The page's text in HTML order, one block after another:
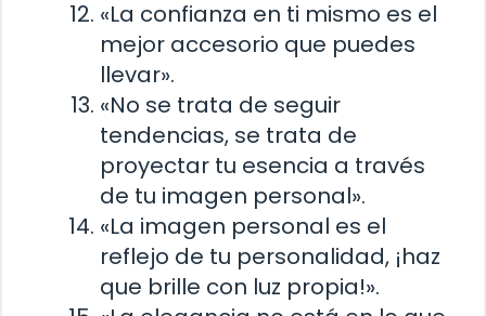
«La confianza en ti mismo es el
mejor accesorio que puedes
llevar».
«No se trata de seguir
tendencias, se trata de
proyectar tu esencia a través
de tu imagen personal».
«La imagen personal es el
reflejo de tu personalidad, ¡haz
que brille con luz propia!».